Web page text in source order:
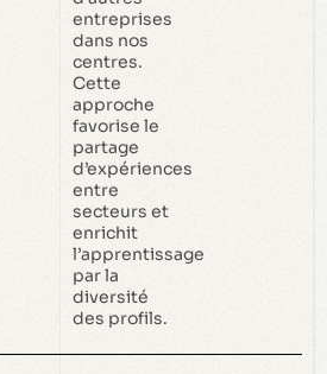
entreprises
dans nos
centres.
Cette
approche
favorise le
partage
d’expériences
entre
secteurs et
enrichit
l’apprentissage
par la
diversité
des profils.